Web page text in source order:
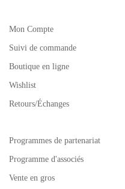
Mon Compte
Suivi de commande
Boutique en ligne
Wishlist
Retours/Échanges
Programmes de partenariat
Programme d'associés
Vente en gros